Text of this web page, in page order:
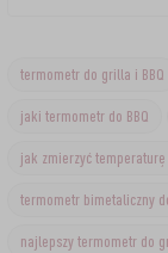
termometr do grilla i BBQ
jaki termometr do BBQ
jak zmierzyć
termometr bimetaliczny
najlepszy termometr do